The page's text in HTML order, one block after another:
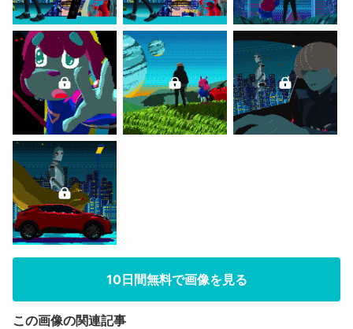
10日間無料で画像を見る
この画像の関連記事